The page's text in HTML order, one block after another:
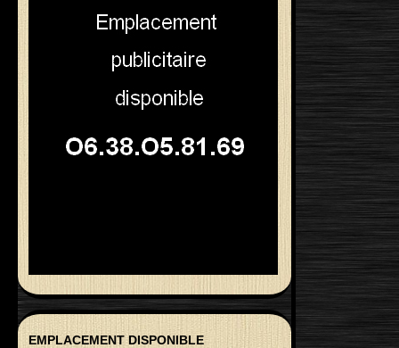
EMPLACEMENT DISPONIBLE